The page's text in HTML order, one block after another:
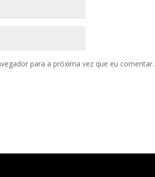
para a próxima vez que eu comentar.